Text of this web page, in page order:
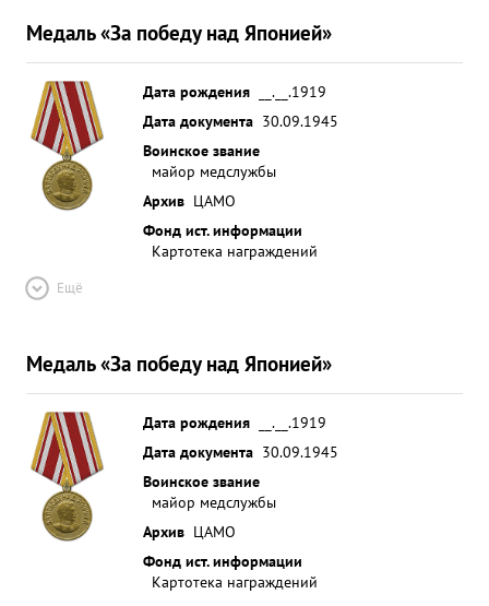
Медаль «За победу над Японией»
Дата рождения
__.__.1919
Дата документа 30.09.1945
Воинское звание
майор медслужбы
Архив ЦАМО
Фонд ист. информации
Картотека награждений
Ещё
Медаль «За победу над Японией»
Дата рождения
__.__.1919
Дата документа 30.09.1945
Воинское звание
майор медслужбы
Архив ЦАМО
Фонд ист. информации
Картотека награждений